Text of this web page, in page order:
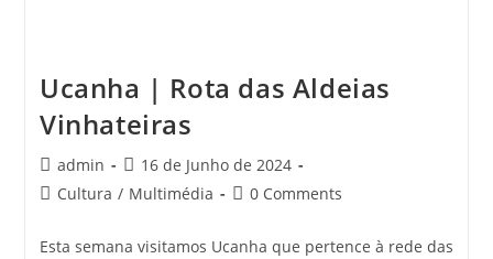
Ucanha | Rota das Aldeias
Vinhateiras
Post
author:
admin
Post
published:
16 de Junho de 2024
PostCultura / Multimédia
Post0 Comments
Esta semana visitamos Ucanha que pertence à rede das